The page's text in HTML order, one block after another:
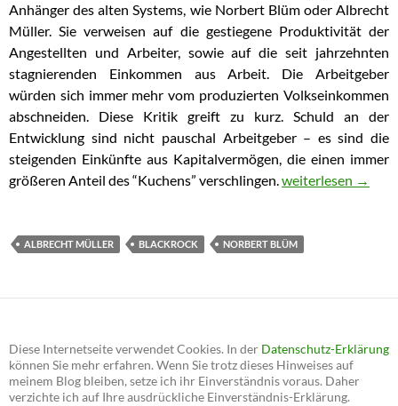
Anhänger des alten Systems, wie Norbert Blüm oder Albrecht
Müller. Sie verweisen auf die gestiegene Produktivität der
Angestellten und Arbeiter, sowie auf die seit jahrzehnten
stagnierenden Einkommen aus Arbeit. Die Arbeitgeber
würden sich immer mehr vom produzierten Volkseinkommen
abschneiden. Diese Kritik greift zu kurz. Schuld an der
Entwicklung sind nicht pauschal Arbeitgeber – es sind die
steigenden Einkünfte aus Kapitalvermögen, die einen immer
größeren Anteil des “Kuchens” verschlingen.Der Zinses-Zins
weiterlesen →
ALBRECHT MÜLLER BLACKROCK NORBERT BLÜM
Diese Internetseite verwendet Cookies. In der Datenschutz-Erklärung
können Sie mehr erfahren. Wenn Sie trotz dieses Hinweises auf
meinem Blog bleiben, setze ich ihr Einverständnis voraus. Daher
verzichte ich auf Ihre ausdrückliche Einverständnis-Erklärung.